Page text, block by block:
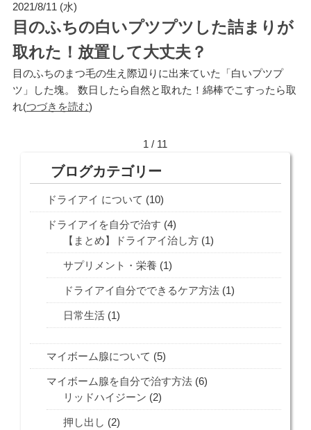
2021/8/11 (水)
目のふちの白いプツプツした詰まりが
取れた！放置して大丈夫？
目のふちのまつ毛の生え際辺りに出来ていた「白いプツプ
ツ」した塊。 数日したら自然と取れた！綿棒でこすったら取
れ(つづきを読む)
1 / 11
ブログカテゴリー
ドライアイ について (10)
ドライアイを自分で治す (4)
【まとめ】ドライアイ治し方(1)
サプリメント・栄養 (1)
ドライアイ自分でできるケア方法(1)
日常生活(1)
マイボーム腺について (5)
マイボーム腺を自分で治す方法(6)
リッドハイジーン (2)
押し出し (2)